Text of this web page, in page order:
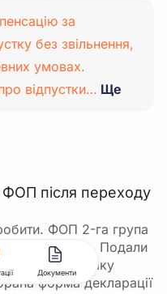
за
без звільнення,
умовах.
відпустки… Ще
після переходу
ФОП 2-га група
01.07.2026р. Подали
і отримали таку
форма декларації
Документи